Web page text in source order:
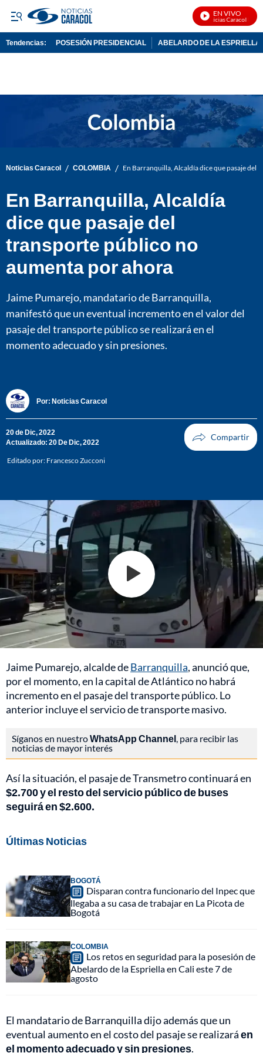
EN VIVO
Noticias Caracol En
Tendencias: POSESIÓN PRESIDENCIAL ABELARDO DE LA ESPRIELLA
Noticias Caracol / COLOMBIA / En Barranquilla, Alcaldía dice que pasaje
En Barranquilla, Alcaldía
dice que pasaje del
transporte público no
aumenta por ahora
Jaime Pumarejo, mandatario de Barranquilla,
manifestó que un eventual incremento en el valor del
pasaje del transporte público se realizará en el
momento adecuado y sin presiones.
Por: Noticias Caracol
20 de Dic, 2022
Actualizado: 20 De Dic, 2022
Editado por: Francesco Zucconi
Jaime Pumarejo, alcalde deBarranquilla, anunció que,
por el momento, en la capital de Atlántico no habrá
incremento en el pasaje del transporte público. Lo
anterior incluye el servicio de transporte masivo.
Síganos en nuestroWhatsApp Channel , para recibir las
noticias de mayor interés
Así la situación, el pasaje de Transmetro continuará en
$2.700 y el resto del servicio público de buses
seguirá en $2.600.
Últimas Noticias
BOGOTÁ
Disparan contra funcionario del Inpec que
llegaba a su casa de trabajar en La Picota de
Bogotá
COLOMBIA
Los retos en seguridad para la posesión de
Abelardo de la Espriella en Cali este 7 de
agosto
El mandatario de Barranquilla dijo además que un
eventual aumento en el costo del pasaje se realizaráen
el momento adecuado y sin presiones.